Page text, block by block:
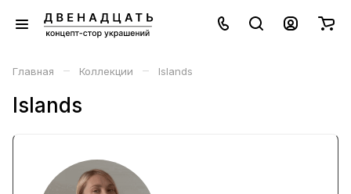
Главная – Коллекции – Islands
Islands